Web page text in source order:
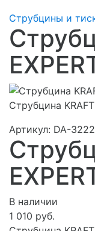
Струбцины и
Струбцина
Артикул: DA-
В наличии
1 010 руб.